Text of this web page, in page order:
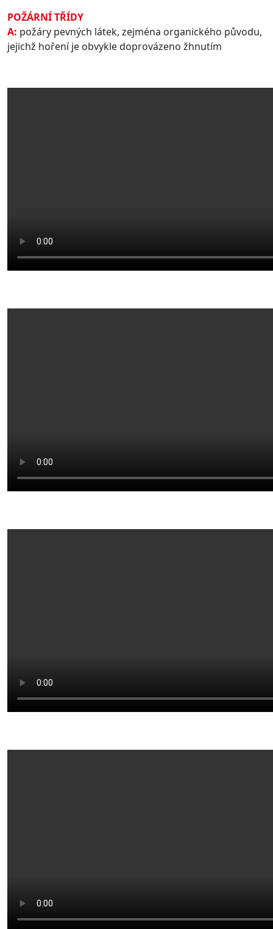
POŽÁRNÍ TŘÍDY
A: požáry pevných látek, zejména organického původu,
jejichž hoření je obvykle doprovázeno žhnutím